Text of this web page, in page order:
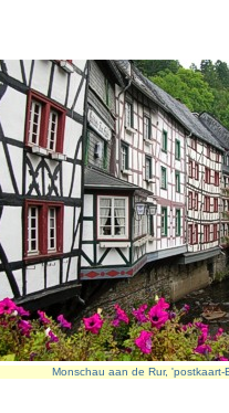
Monschau aan de Rur, 'postkaart-